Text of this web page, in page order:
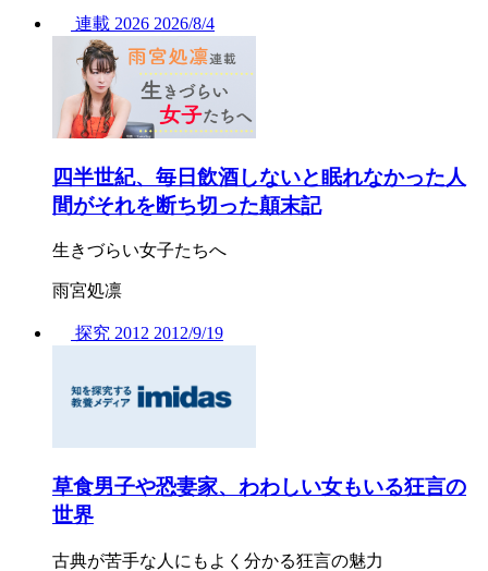
連載 2026 2026/8/4
四半世紀、毎日飲酒しないと眠れなかった人
間がそれを断ち切った顛末記
生きづらい女子たちへ
雨宮処凛
探究 2012 2012/9/19
草食男子や恐妻家、わわしい女もいる狂言の
世界
古典が苦手な人にもよく分かる狂言の魅力